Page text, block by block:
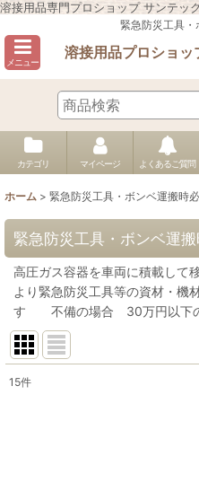
溶接用品専門プロショップ サンテック
緊急防災工具
メニュー
溶接用品プロショッ
カテゴリ マイページ よくあるご質問
ホーム > 緊急防災工具・ボンベ運搬時
緊急防災工具・ボンベ運
高圧ガス容器を車両に積載して
より緊急防災工具等の資材・機
す 不備の場合 30万円以下の
15件